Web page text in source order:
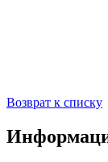
Возврат к списку